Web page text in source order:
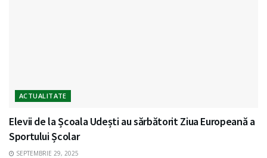
ACTUALITATE
Elevii de la Școala Udești au sărbătorit Ziua Europeană a
Sportului Școlar
SEPTEMBRIE 29, 2025